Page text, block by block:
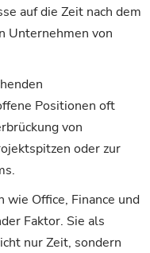
auf die Zeit nach dem
Unternehmen von
Positionen oft
von
oder zur
wie Office, Finance und
Faktor. Sie als
nur Zeit, sondern